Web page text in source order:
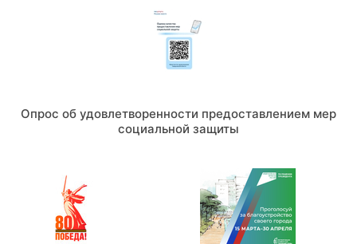
Опрос об удовлетворенности предоставлением мер
социальной защиты